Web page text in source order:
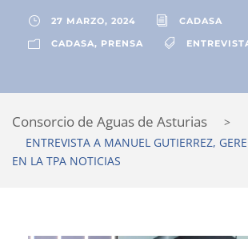
27 MARZO, 2024
CADASA
CADASA, PRENSA
Consorcio de Aguas de Asturias >
ENTREVISTA A MANUEL GUTIERREZ,
EN LA TPA NOTICIAS